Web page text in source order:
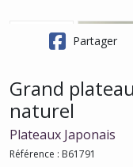
Partager
Grand
naturel
Plateaux Japonais
Référence : B61791